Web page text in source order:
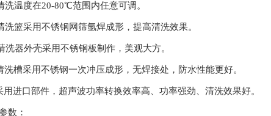
洗温度在20-80℃范围内任意可调。
洗篮采用不锈钢网筛氩焊成形，提高清洗效果。
洗器外壳采用不锈钢板制作，美观大方。
洗槽采用不锈钢一次冲压成形，无焊接处，防水性能更好。
用进口部件，超声波功率转换效率高、功率强劲、清洗效果好。
数：